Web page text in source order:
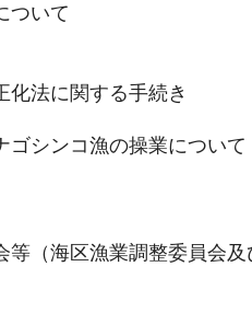
ついて
化法に関する手続き
ゴシンコ漁の操業について
等（海区漁業調整委員会及